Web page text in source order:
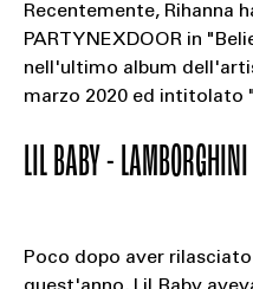
Recentemente, Rihanna
PARTYNEXDOOR in
nell'ultimo album
marzo 2020 ed intitolato
LIL BABY - LAMBORGHINI
Poco dopo aver